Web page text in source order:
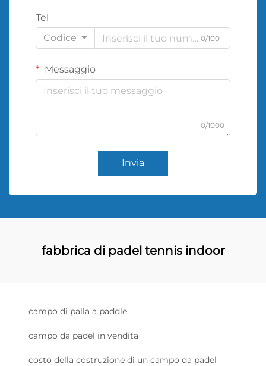
Tel
Codice
0/100
Messaggio
0/1000
Invia
fabbrica di padel tennis indoor
campo di palla a paddle
campo da padel in vendita
costo della costruzione di un campo da padel